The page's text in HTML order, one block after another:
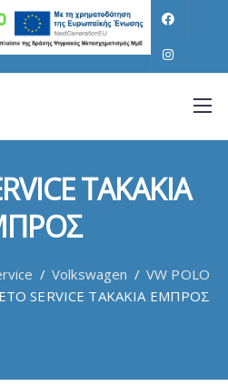
ΤΑΚΑΚΙΑ
/ Volkswagen / VW POLO
SERVICE ΤΑΚΑΚΙΑ ΕΜΠΡΟΣ